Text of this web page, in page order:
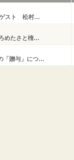
スト 松村…
めたさと楕…
「贈与」につ…